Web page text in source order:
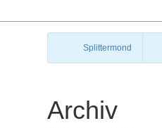
Splittermond
Archiv